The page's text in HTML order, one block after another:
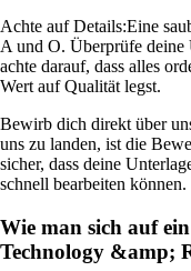
Achte auf Details:Eine
A und O. Überprüfe deine
achte darauf, dass alles
Wert auf Qualität legst.
Bewirb dich direkt über
uns zu landen, ist die
sicher, dass deine
schnell bearbeiten können.
Wie man sich auf
Technology &amp;